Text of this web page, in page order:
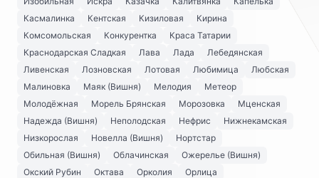
Касмалинка
Кентская Кизиловая
Кирина
Комсомольская
Конкурентка
Краса Татарии
Краснодарская Сладкая
Лава Лада
Лебедянская
Ливенская
Лозновская Лотовая Любимица
Любская
Малиновка
Маяк (Вишня) Мелодия
Метеор
Молодёжная
Морель Брянская Морозовка
Мценская
Надежда (Вишня)
Неполодская Нефрис
Нижнекамская
Низкорослая
Новелла (Вишня)
Нортстар
Обильная (Вишня)
Облачинская
Ожерелье (Вишня)
Окский Рубин
Октава Орколия Орлица